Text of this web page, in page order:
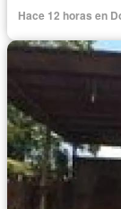
Hace 12 horas en